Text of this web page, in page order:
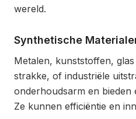
wereld.
Synthetische
Metalen, kunststoffen,
strakke, of industriële
onderhoudsarm en bieden
Ze kunnen efficiëntie en